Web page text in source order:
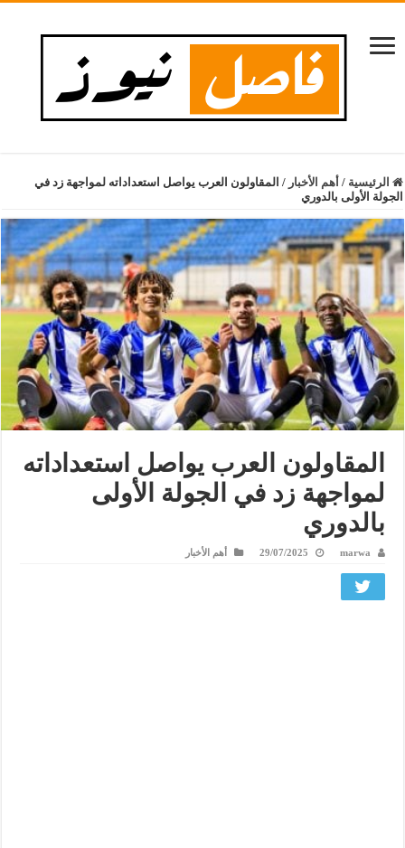
الرئيسية / أهم الأخبار / المقاولون العرب يواصل استعداداته لمواجهة زد في
الجولة الأولى بالدوري
المقاولون العرب يواصل استعداداته
لمواجهة زد في الجولة الأولى
بالدوري
marwa
29/07/2025 أهم الأخبار